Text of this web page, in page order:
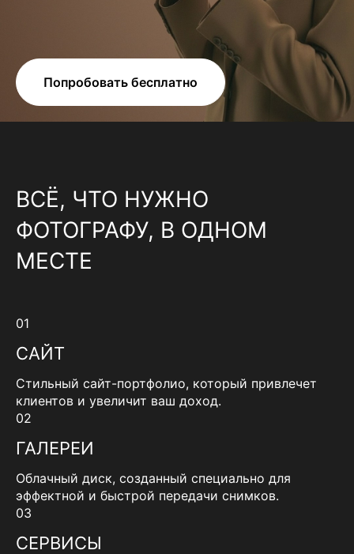
Попробовать бесплатно
ВСЁ, ЧТО НУЖНО
ФОТОГРАФУ, В ОДНОМ
МЕСТЕ
01
САЙТ
Стильный сайт-портфолио, который привлечет
клиентов и увеличит ваш доход.
02
ГАЛЕРЕИ
Облачный диск, созданный специально для
эффектной и быстрой передачи снимков.
03
СЕРВИСЫ